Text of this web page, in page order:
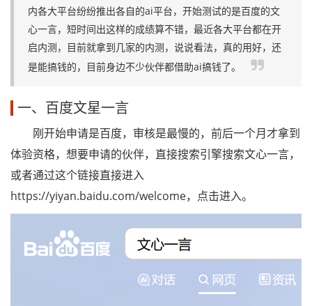
内各大平台纷纷推出各自的ai平台，开始测试的是百度的文
心一言，短时间出这样的成绩算不错，最近各大平台都在开
启内测，目前就拿到几家的内测，说说看法，真的用好，还
是能搞钱的，目前身边不少伙伴都借助ai搞钱了。
一、百度文星一言
刚开始申请是百度，审核是最慢的，前后一个月才拿到
体验资格，想要申请的伙伴，直接搜索引擎搜索文心一言，
或者通过这个链接直接进入
https://yiyan.baidu.com/welcome，点击进入。